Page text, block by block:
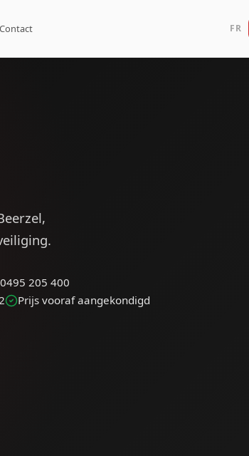
Contact FR
205 400
Prijs vooraf aangekondigd